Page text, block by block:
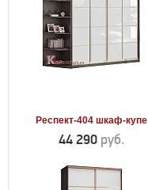
Респект-404 шкаф-купе
44 290 руб.